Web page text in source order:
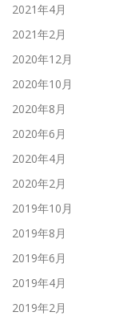
2021年4月
2021年2月
2020年12月
2020年10月
2020年8月
2020年6月
2020年4月
2020年2月
2019年10月
2019年8月
2019年6月
2019年4月
2019年2月